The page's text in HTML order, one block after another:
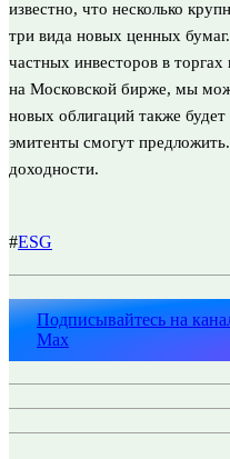
известно, что несколько
три вида новых ценных
частных инвесторов в
на Московской бирже, мы
новых облигаций также
эмитенты смогут
доходности.
#ESG
Подписывайтесь на
Max